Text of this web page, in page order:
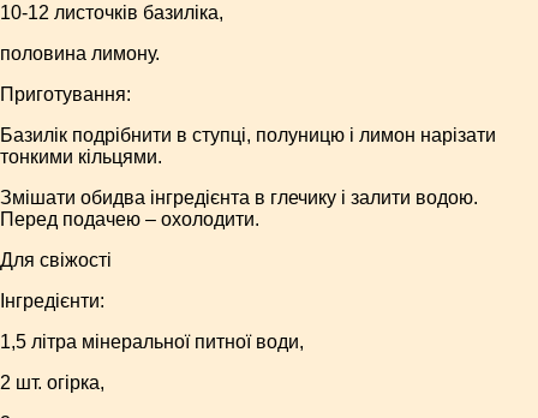
10-12 листочків базиліка,
половина лимону.
Приготування:
Базилік подрібнити в ступці, полуницю і лимон нарізати
тонкими кільцями.
Змішати обидва інгредієнта в глечику і залити водою.
Перед подачею – охолодити.
Для свіжості
Інгредієнти:
1,5 літра мінеральної питної води,
2 шт. огірка,